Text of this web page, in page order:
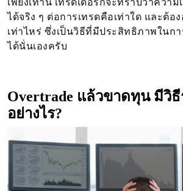
เพียงเท่านี้ เทรดเดอร์ก็จะทราบว่าความ
ได้จริง ๆ ต่อการเทรดคือเท่าใด และต้อ
เท่าไหร่ ซึ่งเป็นวิธีที่มีประสิทธิภาพในกา
ได้นั่นเองครับ
Overtrade แล้วขาดทุน มีวิ
อย่างไร?